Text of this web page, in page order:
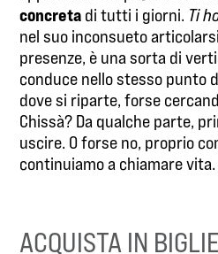
concreta di tutti i giorni. Ti
nel suo inconsueto
presenze, è una sorta di
conduce nello stesso punto
dove si riparte, forse
Chissà? Da qualche parte,
uscire. O forse no, proprio
continuiamo a chiamare vita.
ACQUISTA IN